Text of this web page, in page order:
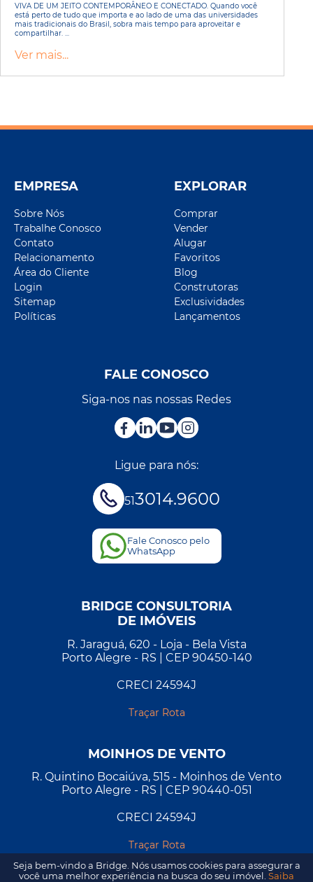
VIVA DE UM JEITO CONTEMPORÂNEO E CONECTADO. Quando você
está perto de tudo que importa e ao lado de uma das universidades
mais tradicionais do Brasil, sobra mais tempo para aproveitar e
compartilhar. ...
Ver mais...
EMPRESA
Sobre Nós
Trabalhe Conosco
Contato
Relacionamento
Área do Cliente
Login
Sitemap
Políticas
EXPLORAR
Comprar
Vender
Alugar
Favoritos
Blog
Construtoras
Exclusividades
Lançamentos
FALE CONOSCO
Siga-nos nas nossas Redes
Ligue para nós:
513014.9600
Fale Conosco pelo
WhatsApp
BRIDGE CONSULTORIA
DE IMÓVEIS
R. Jaraguá, 620 - Loja - Bela Vista
Porto Alegre - RS | CEP 90450-140
CRECI 24594J
Traçar Rota
MOINHOS DE VENTO
R. Quintino Bocaiúva, 515 - Moinhos de Vento
Porto Alegre - RS | CEP 90440-051
CRECI 24594J
Traçar Rota
Seja bem-vindo a Bridge. Nós usamos cookies para assegurar a
você uma melhor experiência na busca do seu imóvel. Saiba